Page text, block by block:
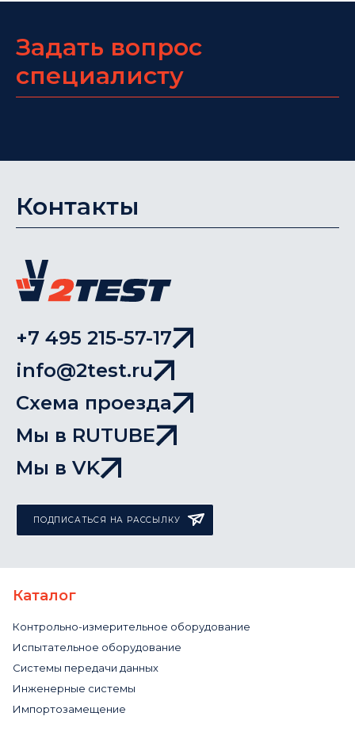
Задать вопрос
специалисту
Контакты
+7 495 215-57-17
info@2test.ru
Схема проезда
Мы в RUTUBE
Мы в VK
ПОДПИСАТЬСЯ НА РАССЫЛКУ
Каталог
Контрольно-измерительное оборудование
Испытательное оборудование
Системы передачи данных
Инженерные системы
Импортозамещение